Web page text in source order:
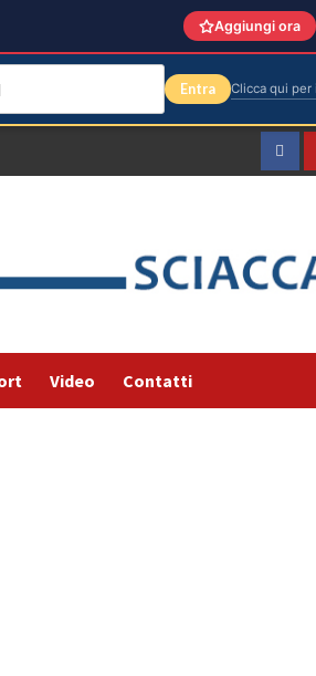
Video Contatti
Aggiungi ora
Entra Clicca qui